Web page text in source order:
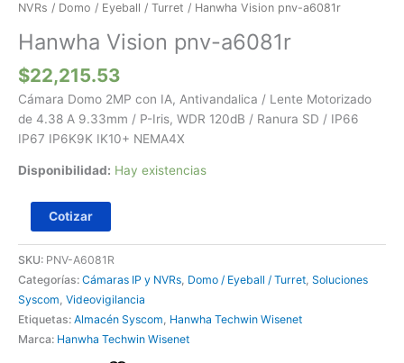
NVRs / Domo / Eyeball / Turret / Hanwha Vision pnv-a6081r
Hanwha Vision pnv-a6081r
$22,215.53
Cámara Domo 2MP con IA, Antivandalica / Lente Motorizado
de 4.38 A 9.33mm / P-Iris, WDR 120dB / Ranura SD / IP66
IP67 IP6K9K IK10+ NEMA4X
Disponibilidad: Hay existencias
Cotizar
SKU: PNV-A6081R
Categorías: Cámaras IP y NVRs, Domo / Eyeball / Turret, Soluciones
Syscom, Videovigilancia
Etiquetas: Almacén Syscom, Hanwha Techwin Wisenet
Marca: Hanwha Techwin Wisenet